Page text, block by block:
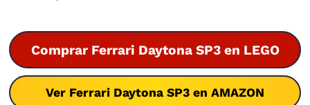
Comprar Ferrari Daytona SP3 en LEGO
Ver Ferrari Daytona SP3 en AMAZON